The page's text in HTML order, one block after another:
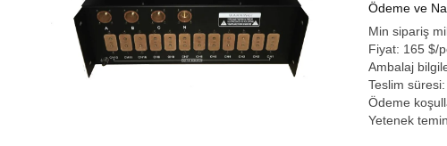
Ödeme ve
Min sipariş
Fiyat: 165 $/
Ambalaj
Teslim
Ödeme
Yetenek